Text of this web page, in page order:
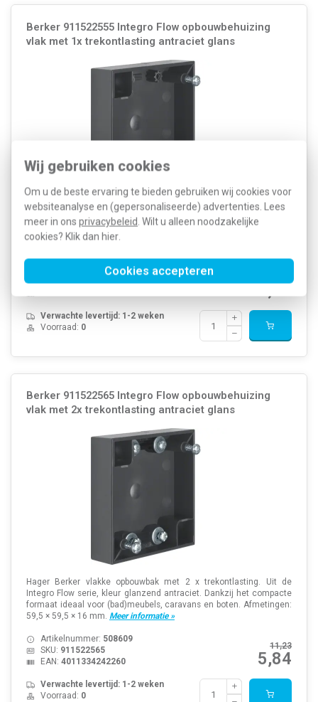
Wij gebruiken cookies
Om u de beste ervaring te bieden gebruiken wij cookies voor
websiteanalyse en (gepersonaliseerde) advertenties. Lees
meer in ons privacybeleid . Wilt u alleen noodzakelijke
cookies? Klik dan hier
Cookies accepteren
Berker 911522555 Integro Flow opbouwbehuizing
vlak met 1x trekontlasting antraciet glans
Hager Berker vlakke opbouwbak met 1 x trekontlasting. Uit de
Integro Flow serie, kleur glanzend antraciet. Dankzij het compacte
formaat ideaal voor (bad)meubels, caravans en boten. Afmetingen:
5,84
508610
SKU:911522555
Verwachte levertijd: 1-2 weken
Voorraad: 0
Berker 911522565 Integro Flow opbouwbehuizing
vlak met 2x trekontlasting antraciet glans
Hager Berker vlakke opbouwbak met 2 x trekontlasting. Uit de
Integro Flow serie, kleur glanzend antraciet. Dankzij het compacte
formaat ideaal voor (bad)meubels, caravans en boten. Afmetingen:
59,5 × 59,5 × 16 mm. Meer informatie »
11,23
5,84
Artikelnummer: 508609
SKU: 911522565
EAN: 4011334242260
Verwachte levertijd: 1-2 weken
Voorraad: 0